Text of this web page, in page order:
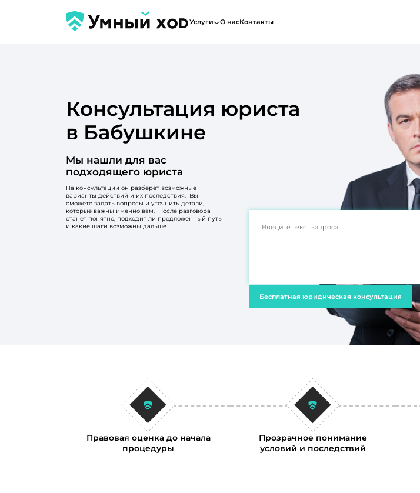
Услуги О насКонтакты
Консультация юриста
в Бабушкине
Мы нашли для вас
подходящего юриста
На консультации он разберёт возможные
варианты действий и их последствия. Вы
сможете задать вопросы и уточнить детали,
которые важны именно вам. После разговора
станет понятно, подходит ли предложенный путь
и какие шаги возможны дальше.
Бесплатная юридическая консультация
Правовая оценка до начала
процедуры
Прозрачное понимание
условий и последствий